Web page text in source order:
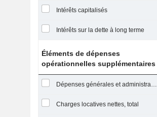
Intérêts capitalisés
Intérêts sur la dette à long terme
Éléments de dépenses
opérationnelles supplémentaires
Dépenses générales et administratives
Charges locatives nettes, total